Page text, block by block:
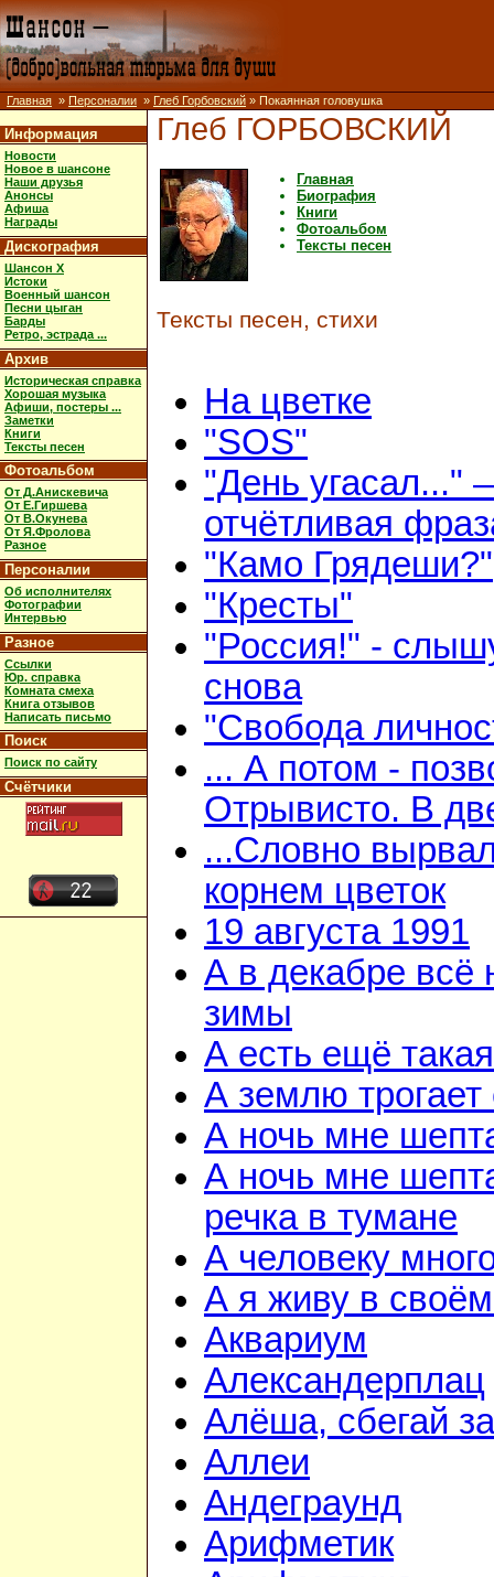
Главная » Персоналии » Глеб Горбовский » Покаянная головушка
Информация
Новости
Новое в шансоне
Наши друзья
Анонсы
Афиша
Награды
Дискография
Шансон X
Истоки
Военный шансон
Песни цыган
Барды
Ретро, эстрада ...
Архив
Историческая справка
Хорошая музыка
Афиши, постеры ...
Заметки
Книги
Тексты песен
Фотоальбом
От Д.Анискевича
От Е.Гиршева
От В.Окунева
От Я.Фролова
Разное
Персоналии
Об исполнителях
Фотографии
Интервью
Разное
Ссылки
Юр. справка
Комната смеха
Книга отзывов
Написать письмо
Поиск
Поиск по сайту
Счётчики
Глеб ГОРБОВСКИЙ
Главная
Биография
Книги
Фотоальбом
Тексты песен
Тексты песен, стихи
На цветке
"SOS"
"День угасал..."
отчётливая
"Камо Грядеши?"
"Кресты"
"Россия!" -
снова
"Свобода
... А потом -
Отрывисто. В
...Словно
корнем цветок
19 августа 1991
А в декабре всё
зимы
А есть ещё
А землю трогает
А ночь мне
А ночь мне
речка в тумане
А человеку
А я живу в своём
Аквариум
Александерплац
Алёша, сбегай
Аллеи
Андеграунд
Арифметик